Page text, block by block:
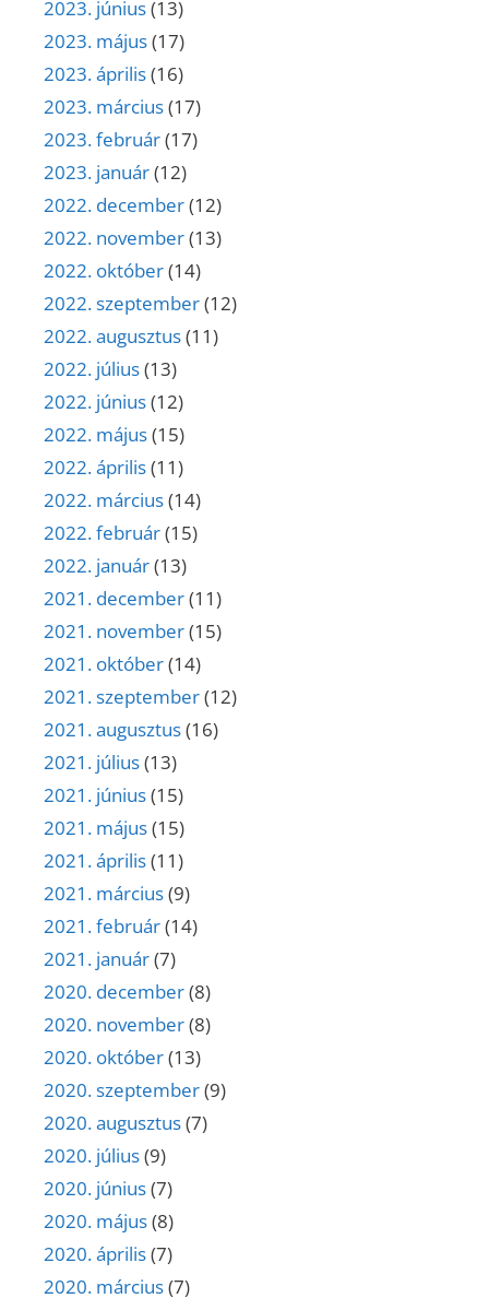
2023. június(13)
2023. május(17)
2023. április(16)
2023. március(17)
2023. február(17)
2023. január(12)
2022. december(12)
2022. november(13)
2022. október(14)
2022. szeptember(12)
2022. augusztus(11)
2022. július(13)
2022. június(12)
2022. május(15)
2022. április(11)
2022. március(14)
2022. február(15)
2022. január(13)
2021. december(11)
2021. november(15)
2021. október(14)
2021. szeptember(12)
2021. augusztus(16)
2021. július(13)
2021. június(15)
2021. május(15)
2021. április(11)
2021. március(9)
2021. február(14)
2021. január(7)
2020. december(8)
2020. november(8)
2020. október(13)
2020. szeptember(9)
2020. augusztus(7)
2020. július(9)
2020. június(7)
2020. május(8)
2020. április(7)
2020. március(7)